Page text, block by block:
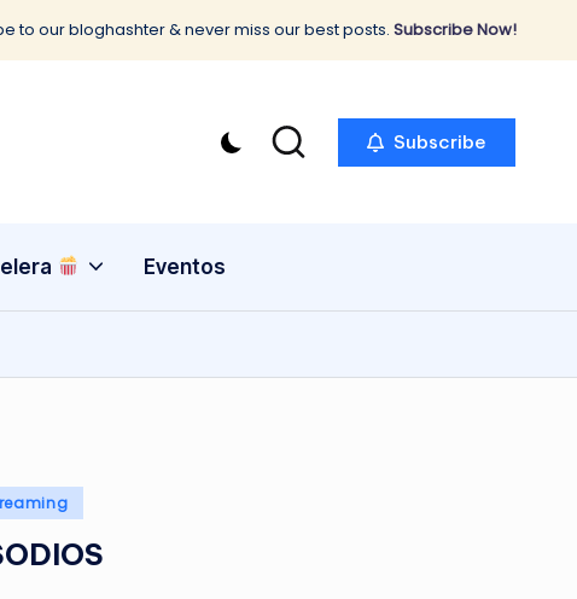
to our bloghashter & never miss our best posts. Subscribe Now!
Subscribe
Eventos